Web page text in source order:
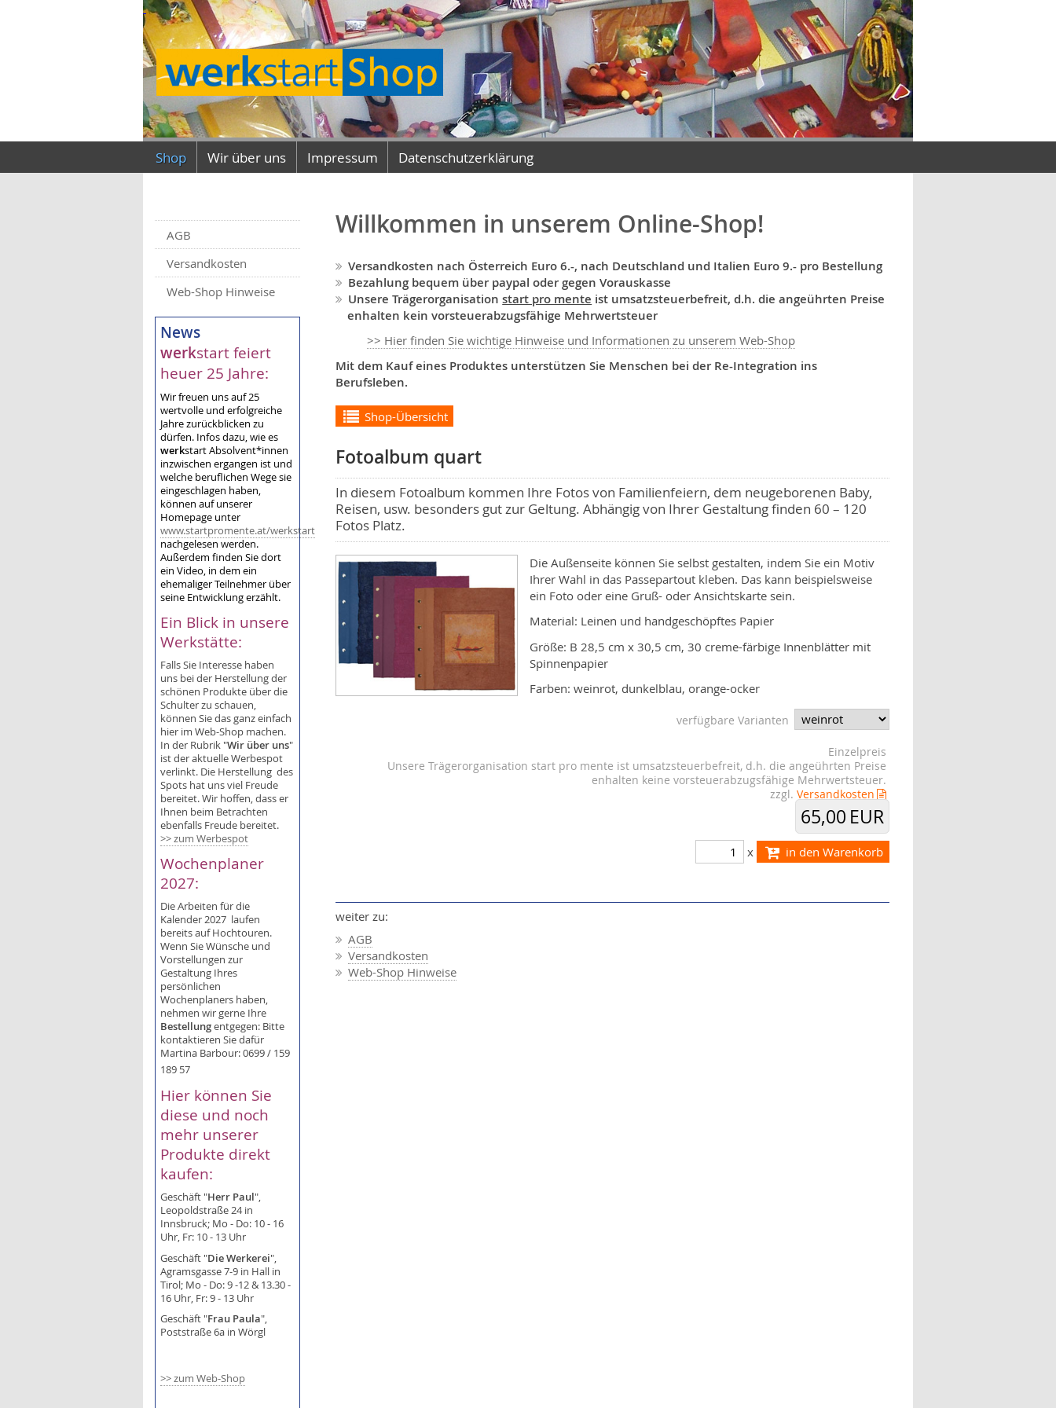
Shop Wir über uns Impressum Datenschutzerklärung
AGB
Versandkosten
Web-Shop Hinweise
News
werkstart feiert
heuer 25 Jahre:
Wir freuen uns auf 25
wertvolle und erfolgreiche
Jahre zurückblicken zu
dürfen. Infos dazu, wie es
werkstart Absolvent*innen
inzwischen ergangen ist und
welche beruflichen Wege sie
eingeschlagen haben,
können auf unserer
Homepage unter
www.startpromente.at/werkstart
nachgelesen werden.
Außerdem finden Sie dort
ein Video, in dem ein
ehemaliger Teilnehmer über
seine Entwicklung erzählt.
Ein Blick in unsere
Werkstätte:
Falls Sie Interesse haben
uns bei der Herstellung der
schönen Produkte über die
Schulter zu schauen,
können Sie das ganz einfach
hier im Web-Shop machen.
In der Rubrik "Wir über uns"
ist der aktuelle Werbespot
verlinkt. Die Herstellung des
Spots hat uns viel Freude
bereitet. Wir hoffen, dass er
Ihnen beim Betrachten
ebenfalls Freude bereitet.
>> zum Werbespot
Wochenplaner
2027:
Die Arbeiten für die
Kalender 2027 laufen
bereits auf Hochtouren.
Wenn Sie Wünsche und
Vorstellungen zur
Gestaltung Ihres
persönlichen
Wochenplaners haben,
nehmen wir gerne Ihre
Bestellungentgegen: Bitte
kontaktieren Sie dafür
Martina Barbour: 0699 / 159
189 57
Hier können Sie
diese und noch
mehr unserer
Produkte direkt
kaufen:
Geschäft "Herr Paul",
Leopoldstraße 24 in
Innsbruck; Mo - Do: 10 - 16
Uhr, Fr: 10 - 13 Uhr
Geschäft "Die Werkerei",
Agramsgasse 7-9 in Hall in
Tirol; Mo - Do: 9 -12 & 13.30 -
16 Uhr, Fr: 9 - 13 Uhr
Geschäft "Frau Paula",
Poststraße 6a in Wörgl
>> zum Web-Shop
Willkommen in unserem Online-Shop!
Versandkosten nach Österreich Euro 6.-, nach Deutschland und Italien Euro 9.- pro Bestellung
Bezahlung bequem über paypal oder gegen Vorauskasse
Unsere Trägerorganisationstart pro mente ist umsatzsteuerbefreit, d.h. die angeührten Preise
enhalten kein vorsteuerabzugsfähige Mehrwertsteuer
>> Hier finden Sie wichtige Hinweise und Informationen zu unserem Web-Shop
Mit dem Kauf eines Produktes unterstützen Sie Menschen bei der Re-Integration ins
Berufsleben.
Shop-Übersicht
Fotoalbum quart
In diesem Fotoalbum kommen Ihre Fotos von Familienfeiern, dem neugeborenen Baby,
Reisen, usw. besonders gut zur Geltung. Abhängig von Ihrer Gestaltung finden 60 – 120
Fotos Platz.
Die Außenseite können Sie selbst gestalten, indem Sie ein Motiv
Ihrer Wahl in das Passepartout kleben. Das kann beispielsweise
ein Foto oder eine Gruß- oder Ansichtskarte sein.
Material: Leinen und handgeschöpftes Papier
Größe: B 28,5 cm x 30,5 cm, 30 creme-färbige Innenblätter mit
Spinnenpapier
Farben: weinrot, dunkelblau, orange-ocker
verfügbare Varianten
Einzelpreis
Unsere Trägerorganisation start pro mente ist umsatzsteuerbefreit, d.h. die angeührten Preise
enhalten keine vorsteuerabzugsfähige Mehrwertsteuer.
zzgl.Versandkosten
65,00 EUR
x in den Warenkorb
weiter zu:
AGB
Versandkosten
Web-Shop Hinweise